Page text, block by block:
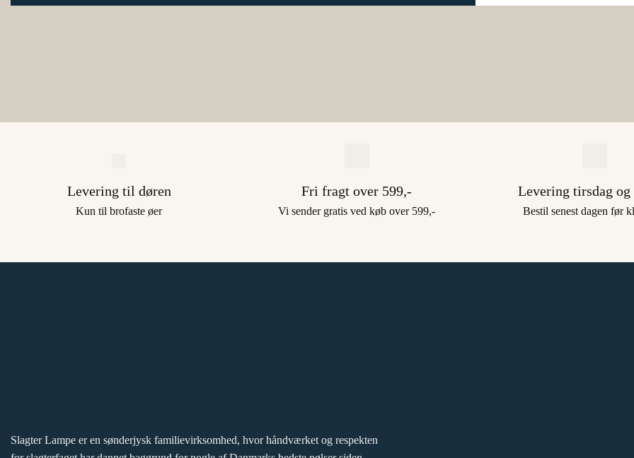
Levering til døren
Kun til brofaste øer
Fri fragt over 599,-
Vi sender gratis ved køb over 599,-
Levering tirsdag og
Bestil senest dagen før
Slagter Lampe er en sønderjysk familievirksomhed, hvor håndværket og respekten